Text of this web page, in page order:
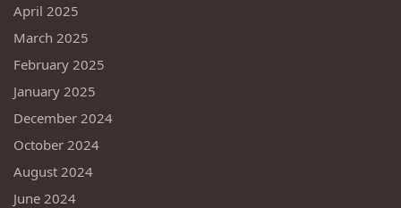
April 2025
March 2025
February 2025
January 2025
December 2024
October 2024
August 2024
June 2024